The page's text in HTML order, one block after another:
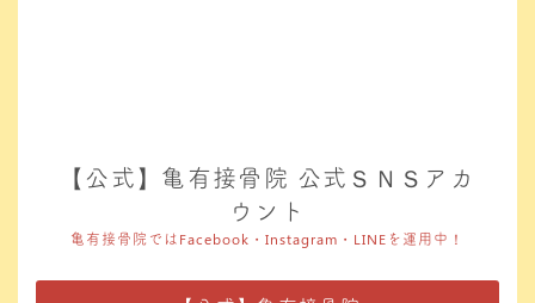
【公式】亀有接骨院 公式ＳＮＳアカ
ウント
亀有接骨院ではFacebook・Instagram・LINEを運用中！